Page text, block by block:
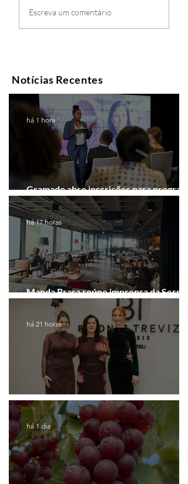
Escreva um comentário
Notícias Recentes
Gramado abre inscrições para programa
gratuito de inovação
há 1 hora
Manda Brasa reúne imprensa da Serra
Gaúcha para falar de expansão
há 17 horas
Coluna de Caxias
há 21 horas
há 1 dia